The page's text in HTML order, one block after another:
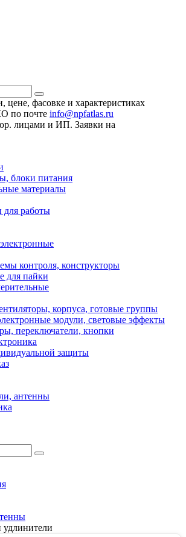
фасовке и характеристиках
по почте info@npfatlas.ru
лицами и ИП. Заявки на
блоки питания
материалы
работы
контроля, конструкторы
для пайки
корпуса, готовые группы
модули, световые эффекты
переключатели, кнопки
защиты
антенны